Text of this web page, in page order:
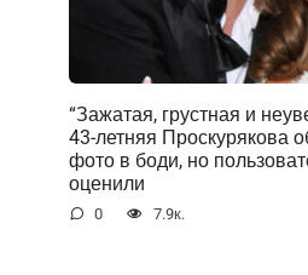
“Зажатая, грустная и
43-летняя Проскурякова
фото в боди, но
оценили
0 7.9к.